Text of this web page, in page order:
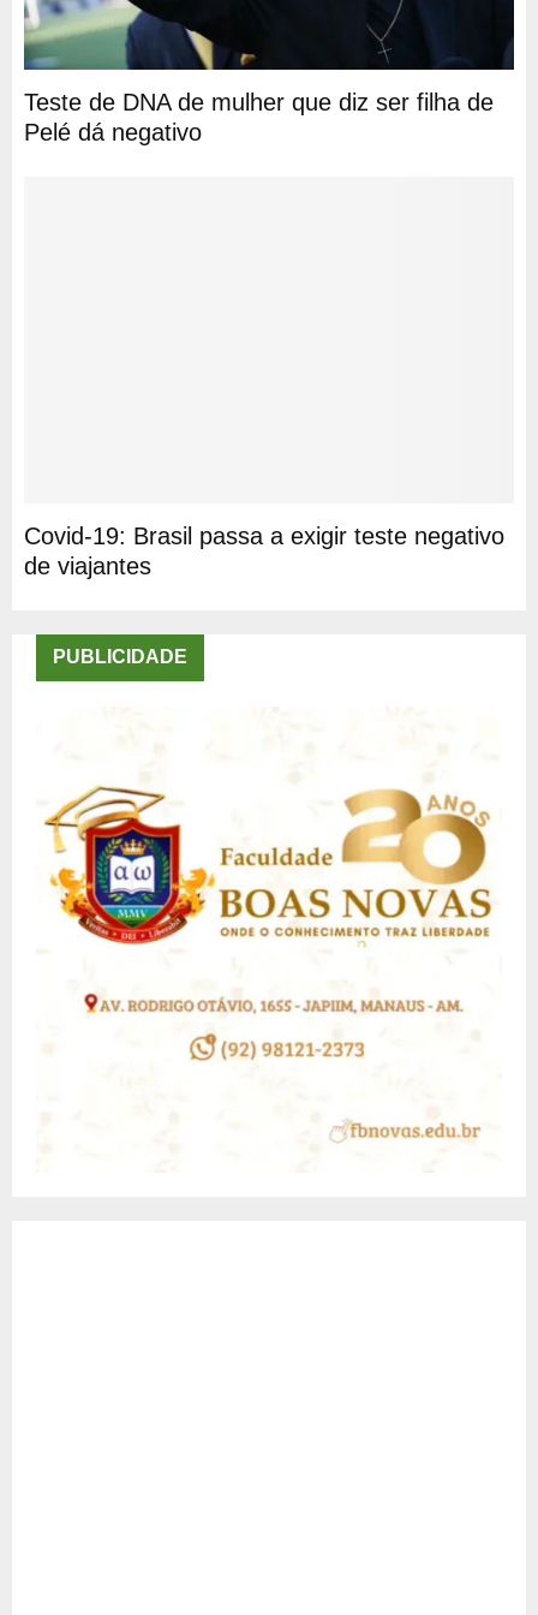
Teste de DNA de mulher que diz ser filha de
Pelé dá negativo
Covid-19: Brasil passa a exigir teste negativo
de viajantes
PUBLICIDADE